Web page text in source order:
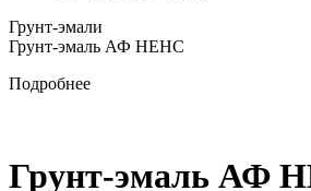
Грунт-эмали
Грунт-эмаль АФ НЕНС
Подробнее
Грунт-эмаль АФ